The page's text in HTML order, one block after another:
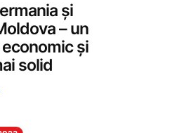
și
– un
și
solid